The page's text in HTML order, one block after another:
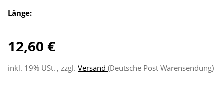
Länge:
12,60 €
inkl. 19% USt. , zzgl. Versand (Deutsche Post Warensendung)